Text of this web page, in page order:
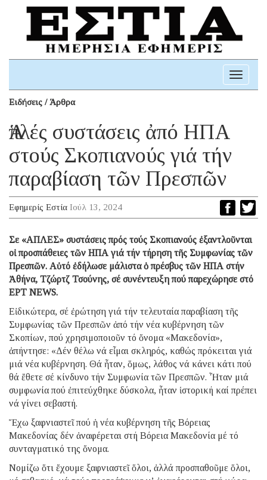
Toggle
Ειδήσεις / Άρθρα
Ἁπλές συστάσεις ἀπό ΗΠΑ
στούς Σκοπιανούς γιά τήν
παραβίαση τῶν Πρεσπῶν
Εφημερίς Εστία Ιούλ 13, 2024
Σε «ΑΠΛΕΣ» συστάσεις πρός τούς Σκοπιανούς ἐξαντλοῦνται
οἱ προσπάθειες τῶν ΗΠΑ γιά τήν τήρηση τῆς Συμφωνίας τῶν
Πρεσπῶν. Αὐτό ἐδήλωσε μάλιστα ὁ πρέσβυς τῶν ΗΠΑ στήν
Ἀθήνα, Τζώρτζ Τσούνης, σέ συνέντευξη πού παρεχώρησε στό
ΕΡΤ NEWS.
Εἰδικώτερα, σέ ἐρώτηση γιά τήν τελευταία παραβίαση τῆς
Συμφωνίας τῶν Πρεσπῶν ἀπό τήν νέα κυβέρνηση τῶν
Σκοπίων, πού χρησιμοποιοῦν τό ὄνομα «Μακεδονία»,
ἀπήντησε: «Δέν θέλω νά εἶμαι σκληρός, καθώς πρόκειται γιά
μιά νέα κυβέρνηση. Θά ἦταν, ὅμως, λάθος νά κάνει κάτι πού
θά ἔθετε σέ κίνδυνο τήν Συμφωνία τῶν Πρεσπῶν. Ἦταν μιά
συμφωνία πού ἐπιτεύχθηκε δύσκολα, ἦταν ἱστορική καί πρέπει
νά γίνει σεβαστή.
Ἔχω ξαφνιαστεῖ πού ἡ νέα κυβέρνηση τῆς Βόρειας
Μακεδονίας δέν ἀναφέρεται στή Βόρεια Μακεδονία μέ τό
συνταγματικό της ὄνομα.
Νομίζω ὅτι ἔχουμε ξαφνιαστεῖ ὅλοι, ἀλλά προσπαθοῦμε ὅλοι,